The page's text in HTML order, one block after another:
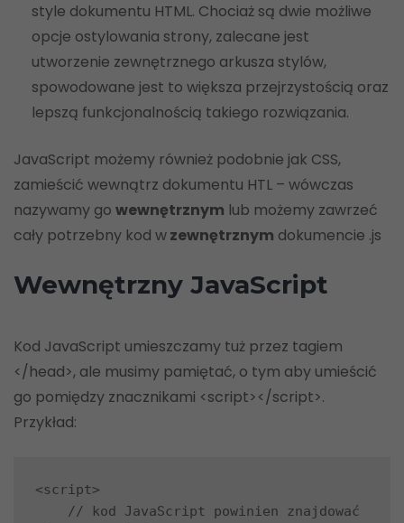
style dokumentu HTML. Chociaż są dwie możliwe
opcje ostylowania strony, zalecane jest
utworzenie zewnętrznego arkusza stylów,
spowodowane jest to większa przejrzystością oraz
lepszą funkcjonalnością takiego rozwiązania.
JavaScript możemy również podobnie jak CSS,
zamieścić wewnątrz dokumentu HTL – wówczas
nazywamy go wewnętrznym lub możemy zawrzeć
cały potrzebny kod wzewnętrznym dokumencie .js
Wewnętrzny JavaScript
Kod JavaScript umieszczamy tuż przez tagiem
</head>, ale musimy pamiętać, o tym aby umieścić
go pomiędzy znacznikami <script></script>.
Przykład:
<script>